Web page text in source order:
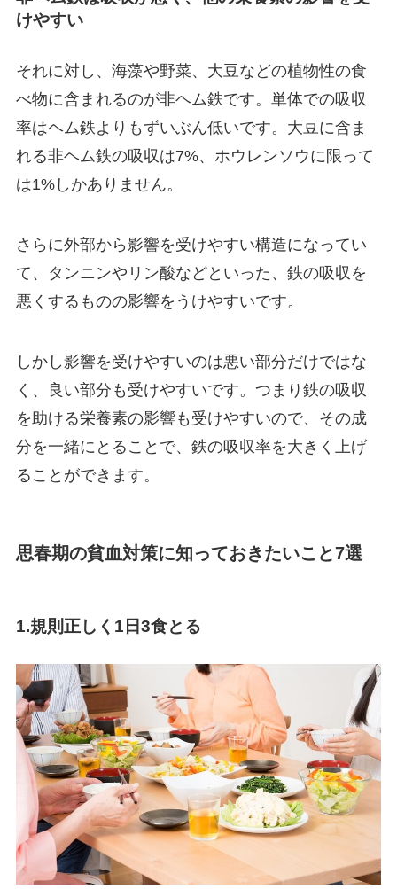
けやすい
それに対し、海藻や野菜、大豆などの植物性の食
べ物に含まれるのが非ヘム鉄です。単体での吸収
率はヘム鉄よりもずいぶん低いです。大豆に含ま
れる非ヘム鉄の吸収は7%、ホウレンソウに限って
は1%しかありません。
さらに外部から影響を受けやすい構造になってい
て、タンニンやリン酸などといった、鉄の吸収を
悪くするものの影響をうけやすいです。
しかし影響を受けやすいのは悪い部分だけではな
く、良い部分も受けやすいです。つまり鉄の吸収
を助ける栄養素の影響も受けやすいので、その成
分を一緒にとることで、鉄の吸収率を大きく上げ
ることができます。
思春期の貧血対策に知っておきたいこと7選
1.規則正しく1日3食とる